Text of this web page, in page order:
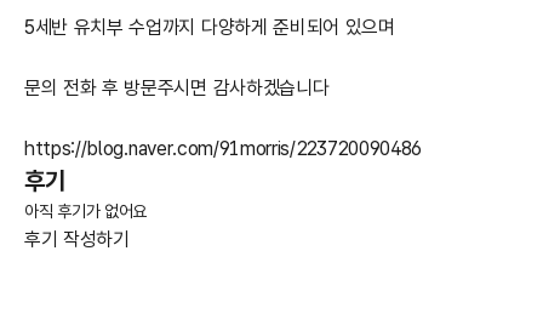
5세반 유치부 수업까지 다양하게 준비되어 있으며
문의 전화 후 방문주시면 감사하겠습니다
https://blog.naver.com/91morris/223720090486
후기
아직 후기가 없어요
후기 작성하기